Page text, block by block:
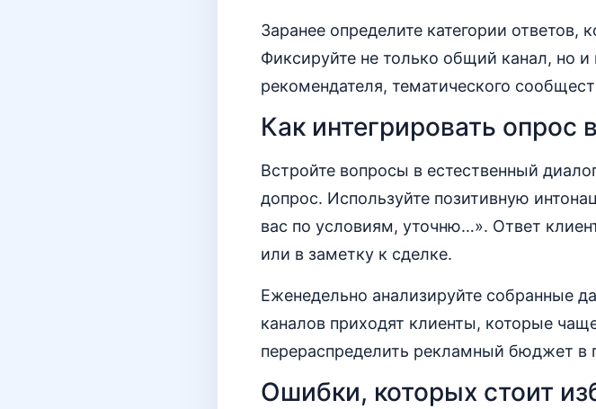
Заранее определите категории ответов,
Фиксируйте не только общий канал, но и
рекомендателя, тематического
Как интегрировать опрос
Встройте вопросы в естественный
допрос. Используйте позитивную
вас по условиям, уточню…». Ответ
или в заметку к сделке.
Еженедельно анализируйте собранные
каналов приходят клиенты, которые
перераспределить рекламный бюджет в
Ошибки, которых стоит